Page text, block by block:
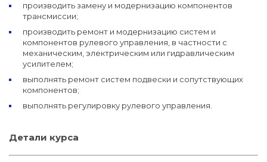
производить замену и модернизацию компонентов
трансмиссии;
производить ремонт и модернизацию систем и
компонентов рулевого управления, в частности с
механическим, электрическим или гидравлическим
усилителем;
выполнять ремонт систем подвески и сопутствующих
компонентов;
выполнять регулировку рулевого управления.
Детали курса